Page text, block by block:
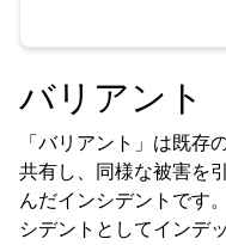
バリアント
「バリアント」は既存
共有し、同様な被害を
んだインシデントです
シデントとしてインデ